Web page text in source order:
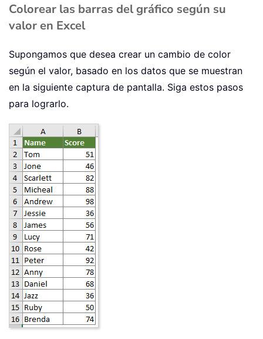
Colorear las barras del gráfico según su
valor en Excel
Supongamos que desea crear un cambio de color
según el valor, basado en los datos que se muestran
en la siguiente captura de pantalla. Siga estos pasos
para lograrlo.